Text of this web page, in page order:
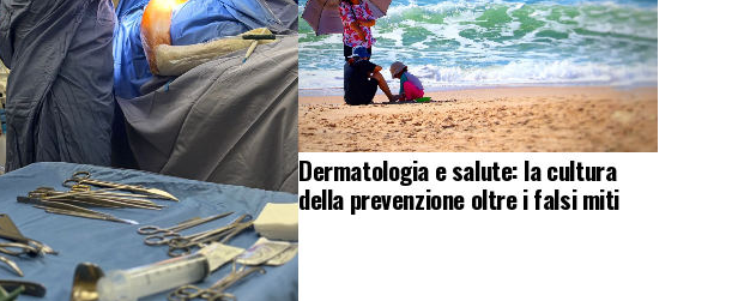
Dermatologia e salute: la cultura
della prevenzione oltre i falsi miti